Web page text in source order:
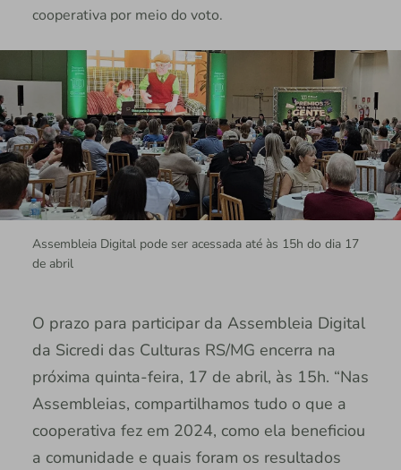
cooperativa por meio do voto.
Assembleia Digital pode ser acessada até às 15h do dia 17
de abril
O prazo para participar da Assembleia Digital
da Sicredi das Culturas RS/MG encerra na
próxima quinta-feira, 17 de abril, às 15h. “Nas
Assembleias, compartilhamos tudo o que a
cooperativa fez em 2024, como ela beneficiou
a comunidade e quais foram os resultados